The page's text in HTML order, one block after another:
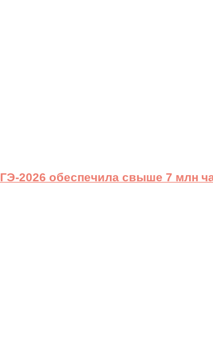
2026 обеспечила свыше 7 млн